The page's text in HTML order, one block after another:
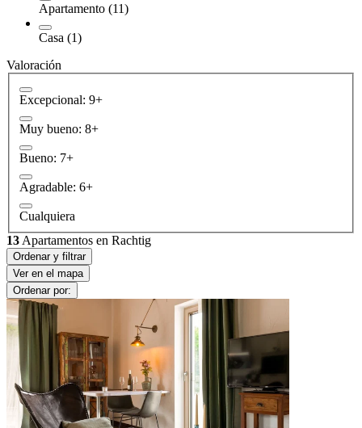
Apartamento (11)
Casa (1)
Valoración
Excepcional: 9+
Muy bueno: 8+
Bueno: 7+
Agradable: 6+
Cualquiera
13 Apartamentos en Rachtig
Ordenar y filtrar
Ver en el mapa
Ordenar por: